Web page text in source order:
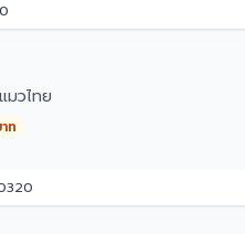
มวไทย
ท